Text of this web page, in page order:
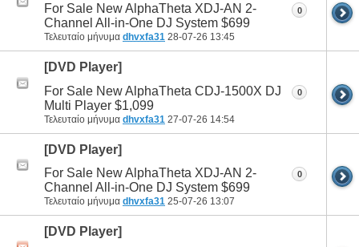
For Sale New AlphaTheta XDJ-AN 2-
Channel All-in-One DJ System $699
Τελευταίο μήνυμα dhvxfa31 28-07-26 13:45
0
[DVD Player]
For Sale New AlphaTheta CDJ-1500X DJ
Multi Player $1,099
Τελευταίο μήνυμα dhvxfa31 27-07-26 14:54
0
[DVD Player]
For Sale New AlphaTheta XDJ-AN 2-
Channel All-in-One DJ System $699
Τελευταίο μήνυμα dhvxfa31 25-07-26 13:07
0
[DVD Player]